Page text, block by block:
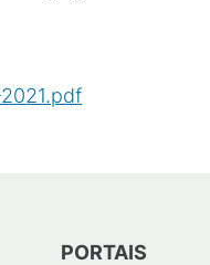
PORTAIS